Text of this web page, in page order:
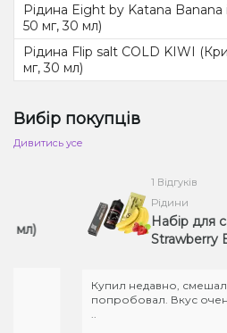
Рідина Eight by Katana
50 мг, 30 мл)
Рідина Flip salt COLD KIWI
мг, 30 мл)
Вибір покупців
Дивитись усе
1 Відгуків
Рідини
Набір для
Strawberry
Купил недавно, смешал,
попробовал. Вкус очень